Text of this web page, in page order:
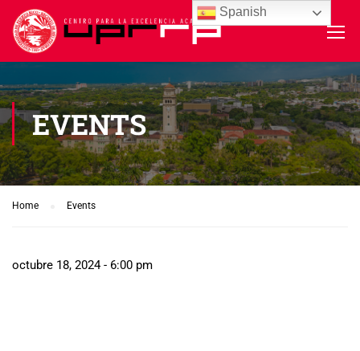
EVENTS
Home Events
octubre 18, 2024 - 6:00 pm
Spanish